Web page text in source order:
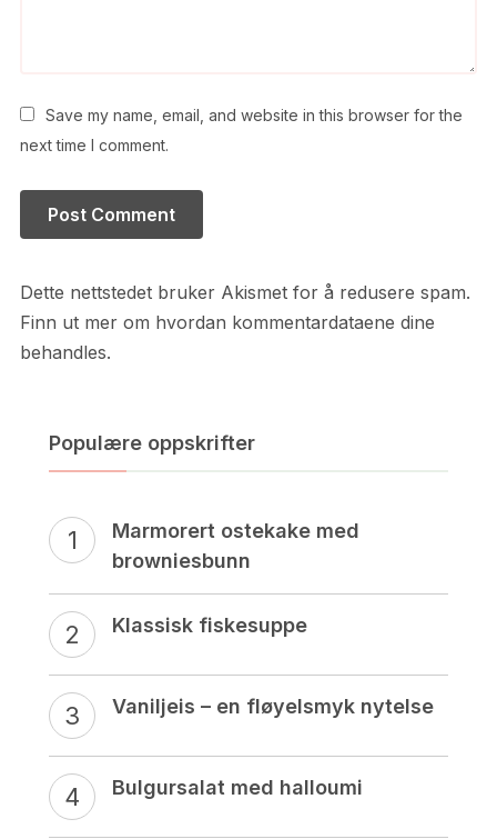
Save my name, email, and website in this browser for the
next time I comment.
Dette nettstedet bruker Akismet for å redusere spam.
Finn ut mer om hvordan kommentardataene dine
behandles.
Populære oppskrifter
Marmorert ostekake med
browniesbunn
Klassisk fiskesuppe
Vaniljeis – en fløyelsmyk nytelse
Bulgursalat med halloumi